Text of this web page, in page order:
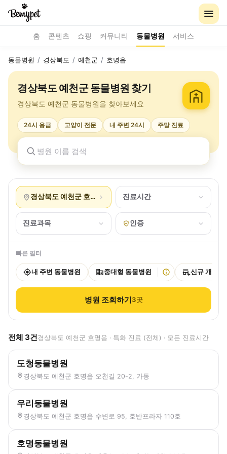
홈 콘텐츠 쇼핑 커뮤니티 동물병원 서비스
동물병원 / 경상북도 / 예천군 / 호명읍
경상북도 예천군 동물병원 찾기
경상북도 예천군 동물병원을 찾아보세요
24시 응급 고양이 전문 내 주변 24시 주말 진료
경상북도 예천군 호명읍 진료시간
진료과목 인증
빠른 필터
내 주변 동물병원 중대형 동물병원 신규 개원
병원 조회하기3곳
전체 3건경상북도 예천군 호명읍 · 특화 진료 (전체) · 모든 진료시간
도청동물병원
경상북도 예천군 호명읍 오천길 20-2, 가동
우리동물병원
경상북도 예천군 호명읍 수변로 95, 호반프라자 110호
호명동물병원